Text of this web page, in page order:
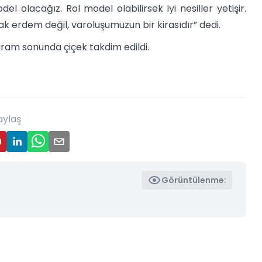
olacağız. Rol model olabilirsek iyi nesiller yetişir.
erdem değil, varoluşumuzun bir kirasıdır” dedi.
sonunda çiçek takdim edildi.
Görüntülenme: